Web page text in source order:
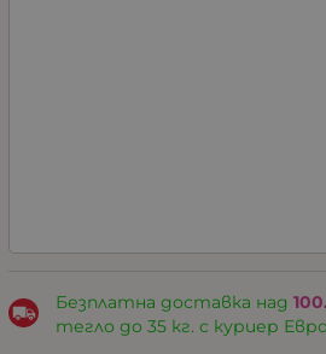
Безплатна доставка над
тегло до 35 кг. с куриер